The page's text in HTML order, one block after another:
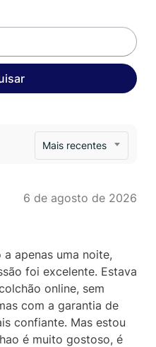
Mais recentes
6 de agosto de 2026
apenas uma noite,
foi excelente. Estava
online, sem
com a garantia de
confiante. Mas estou
é muito gostoso, é